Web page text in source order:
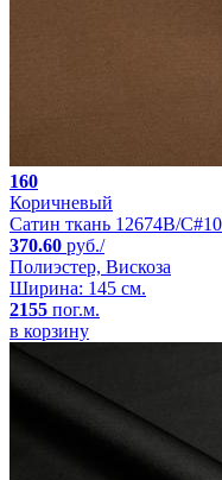
160
Коричневый
Сатин ткань 12674B/
370.60 руб./
Полиэстер, Вискоза
Ширина: 145 см.
2155 пог.м.
в корзину